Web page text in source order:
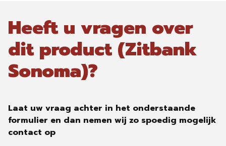
Heeft u vragen over
dit product (Zitbank
Sonoma)?
Laat uw vraag achter in het onderstaande
formulier en dan nemen wij zo spoedig mogelijk
contact op